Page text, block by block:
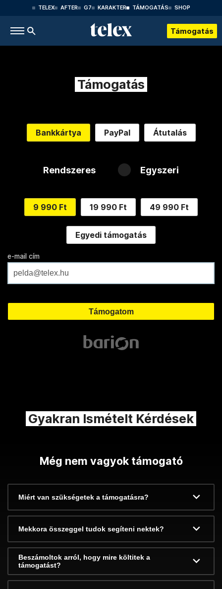
TELEX AFTER G7 KARAKTER TÁMOGATÁS SHOP
Támogatás
Támogatás
Bankkártya PayPal Átutalás
Rendszeres Egyszeri
9 990 Ft 19 990 Ft 49 990 Ft
Egyedi támogatás
e-mail cím
Gyakran Ismételt Kérdések
Még nem vagyok támogató
Miért van szükségetek a támogatásra?
Mekkora összeggel tudok segíteni nektek?
Beszámoltok arról, hogy mire költitek a
támogatást?